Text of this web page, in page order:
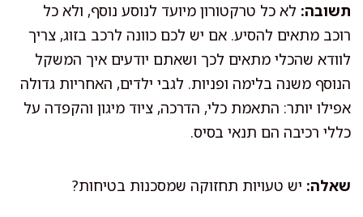
תשובה: לא כל טרקטורון מיועד לנוסע נוסף, ולא כל
רוכב מתאים להסיע. אם יש לכם כוונה לרכב בזוג, צריך
לוודא שהכלי מתאים לכך ושאתם יודעים איך המשקל
הנוסף משנה בלימה ופניות. לגבי ילדים, האחריות גדולה
אפילו יותר: התאמת כלי, הדרכה, ציוד מיגון והקפדה על
כללי רכיבה הם תנאי בסיס.
שאלה: יש טעויות תחזוקה שמסכנות בטיחות?